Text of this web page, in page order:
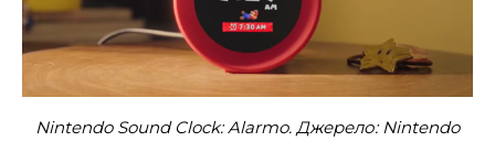
Nintendo Sound Clock: Alarmo. Джерело: Nintendo